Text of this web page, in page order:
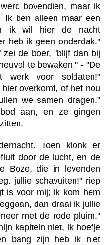
bovendien, maar ik
Ik ben alleen maar een
ik wil hier de nacht
heb ik geen onderdak."
de boer, "blijf dan bij
te bewaken." - "De
werk voor soldaten!"
overkomt, of het nou
we samen dragen."
aan, en ze gingen
Toen klonk er
door de lucht, en de
Boze, die in levenden
jullie schavuiten!" riep
is voor mij; ik kom hem
dan draai ik jullie
met de rode pluim,"
kapitein niet, ik hoefje
bang zijn heb ik niet